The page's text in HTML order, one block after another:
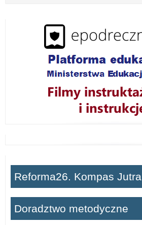
Reforma26. Kompas Jutra
Doradztwo metodyczne